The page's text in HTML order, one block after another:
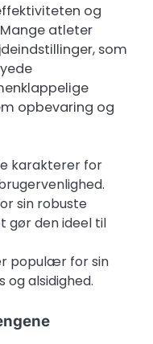
og
atleter
som
opbevaring og
karakterer for
sin robuste
gør den ideel til
populær for sin
og alsidighed.